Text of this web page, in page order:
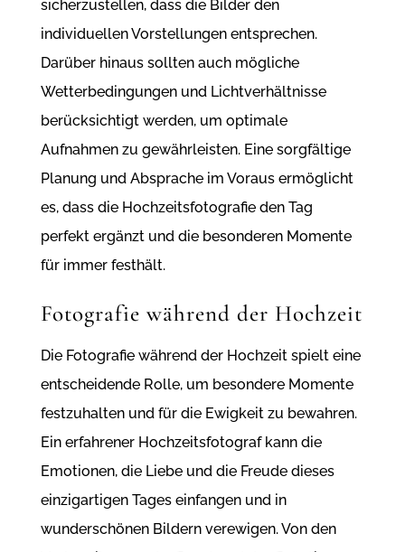
sicherzustellen, dass die Bilder den
individuellen Vorstellungen entsprechen.
Darüber hinaus sollten auch mögliche
Wetterbedingungen und Lichtverhältnisse
berücksichtigt werden, um optimale
Aufnahmen zu gewährleisten. Eine sorgfältige
Planung und Absprache im Voraus ermöglicht
es, dass die Hochzeitsfotografie den Tag
perfekt ergänzt und die besonderen Momente
für immer festhält.
Fotografie während der Hochzeit
Die Fotografie während der Hochzeit spielt eine
entscheidende Rolle, um besondere Momente
festzuhalten und für die Ewigkeit zu bewahren.
Ein erfahrener Hochzeitsfotograf kann die
Emotionen, die Liebe und die Freude dieses
einzigartigen Tages einfangen und in
wunderschönen Bildern verewigen. Von den